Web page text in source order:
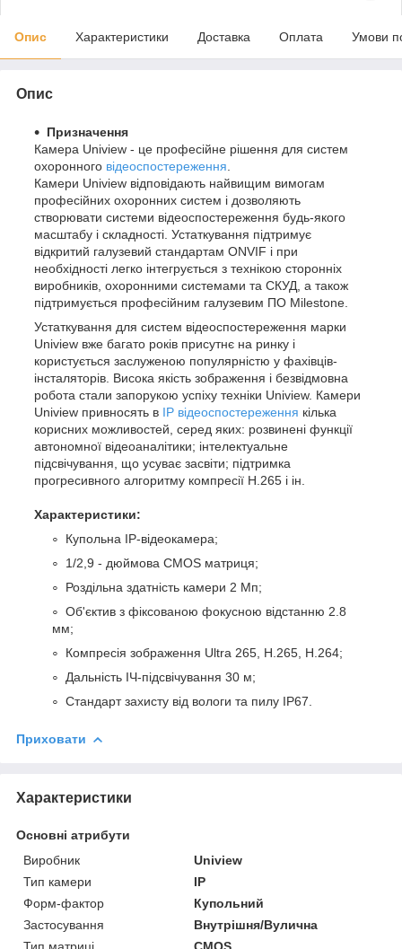
Опис Характеристики Доставка Оплата Умови
Опис
Призначення
Камера Uniview - це професійне рішення для систем
охоронного відеоспостереження
Камери Uniview відповідають найвищим вимогам
професійних охоронних систем і дозволяють
створювати системи відеоспостереження будь-якого
масштабу і складності. Устаткування підтримує
відкритий галузевий стандартам ONVIF і при
необхідності легко інтегрується з технікою сторонніх
виробників, охоронними системами та СКУД, а також
підтримується професійним галузевим ПО Milеstone.
Устаткування для систем відеоспостереження марки
Uniview вже багато років присутнє на ринку і
користується заслуженою популярністю у фахівців-
інсталяторів. Висока якість зображення і безвідмовна
робота стали запорукою успіху техніки Uniview. Камери
Uniview привносять в IP відеоспостереження кілька
корисних можливостей, серед яких: розвинені функції
автономної відеоаналітики; інтелектуальне
підсвічування, що усуває засвіти; підтримка
прогресивного алгоритму компресії Н.265 і ін.
Характеристики:
Купольна IP-відеокамера;
1/2,9 - дюймова CMOS матриця;
Роздільна здатність камери 2 Мп;
Об'єктив з фіксованою фокусною відстанню 2.8
мм;
Компресія зображення Ultra 265, H.265, H.264;
Дальність ІЧ-підсвічування 30 м;
Стандарт захисту від вологи та пилу IP67.
Приховати
Характеристики
Основні атрибути
Виробник
Uniview
Тип камери
IP
Форм-фактор
Купольний
Застосування
Внутрішня/Вулична
Тип матриці
CMOS